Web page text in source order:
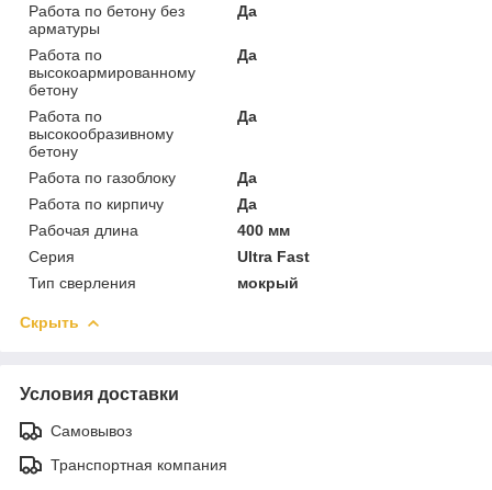
Работа по бетону без
арматуры
Да
Работа по
высокоармированному
бетону
Да
Работа по
высокообразивному
бетону
Да
Работа по газоблоку
Да
Работа по кирпичу
Да
Рабочая длина
400 мм
Серия
Ultra Fast
Тип сверления
мокрый
Скрыть
Условия доставки
Самовывоз
Транспортная компания